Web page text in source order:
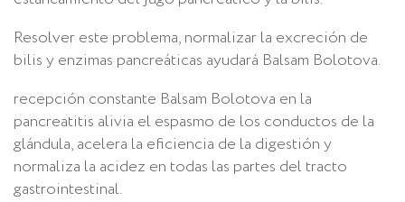
Resolver este problema, normalizar la excreción de
bilis y enzimas pancreáticas ayudará Balsam Bolotova.
recepción constante Balsam Bolotova en la
pancreatitis alivia el espasmo de los conductos de la
glándula, acelera la eficiencia de la digestión y
normaliza la acidez en todas las partes del tracto
gastrointestinal.